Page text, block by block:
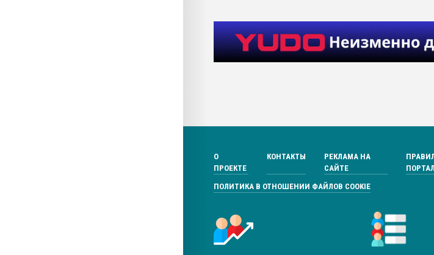
О
ПРОЕКТЕ
КОНТАКТЫ
РЕКЛАМА НА
САЙТЕ
ПОЛИТИКА В ОТНОШЕНИИ ФАЙЛОВ COOKIE